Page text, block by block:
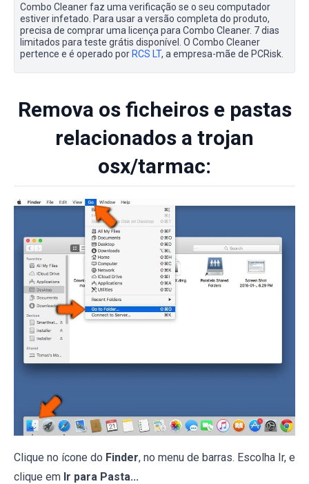
Combo Cleaner faz uma verificação se o seu computador
estiver infetado. Para usar a versão completa do produto,
precisa de comprar uma licença para Combo Cleaner. 7 dias
limitados para teste grátis disponível. O Combo Cleaner
pertence e é operado porRCS LT, a empresa-mãe de PCRisk.
Remova os ficheiros e pastas
relacionados a trojan
osx/tarmac:
Clique no ícone do Finder, no menu de barras. Escolha Ir, e
clique em Ir para Pasta...